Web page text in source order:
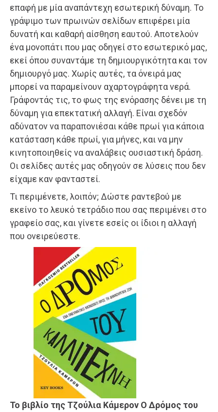
επαφή με μία αναπάντεχη εσωτερική δύναμη. Το
γράψιμο των πρωινών σελίδων επιφέρει μία
δυνατή και καθαρή αίσθηση εαυτού. Αποτελούν
ένα μονοπάτι που μας οδηγεί στο εσωτερικό μας,
εκεί όπου συναντάμε τη δημιουργικότητα και τον
δημιουργό μας. Χωρίς αυτές, τα όνειρά μας
μπορεί να παραμείνουν αχαρτογράφητα νερά.
Γράφοντάς τις, το φως της ενόρασης δένει με τη
δύναμη για επεκτατική αλλαγή. Είναι σχεδόν
αδύνατον να παραπονιέσαι κάθε πρωί για κάποια
κατάσταση κάθε πρωί, για μήνες, και να μην
κινητοποιηθείς να αναλάβεις ουσιαστική δράση.
Οι σελίδες αυτές μας οδηγούν σε λύσεις που δεν
είχαμε καν φανταστεί.
Τι περιμένετε, λοιπόν; Δώστε ραντεβού με
εκείνο το λευκό τετράδιο που σας περιμένει στο
γραφείο σας, και γίνετε εσείς οι ίδιοι η αλλαγή
που ονειρεύεστε.
Το βιβλίο της Τζούλια Κάμερον Ο Δρόμος του